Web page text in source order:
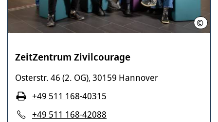
© LHH
ZeitZentrum Zivilcourage
Osterstr. 46 (2. OG), 30159 Hannover
+49 511 168-42088
+49 511 168-40315